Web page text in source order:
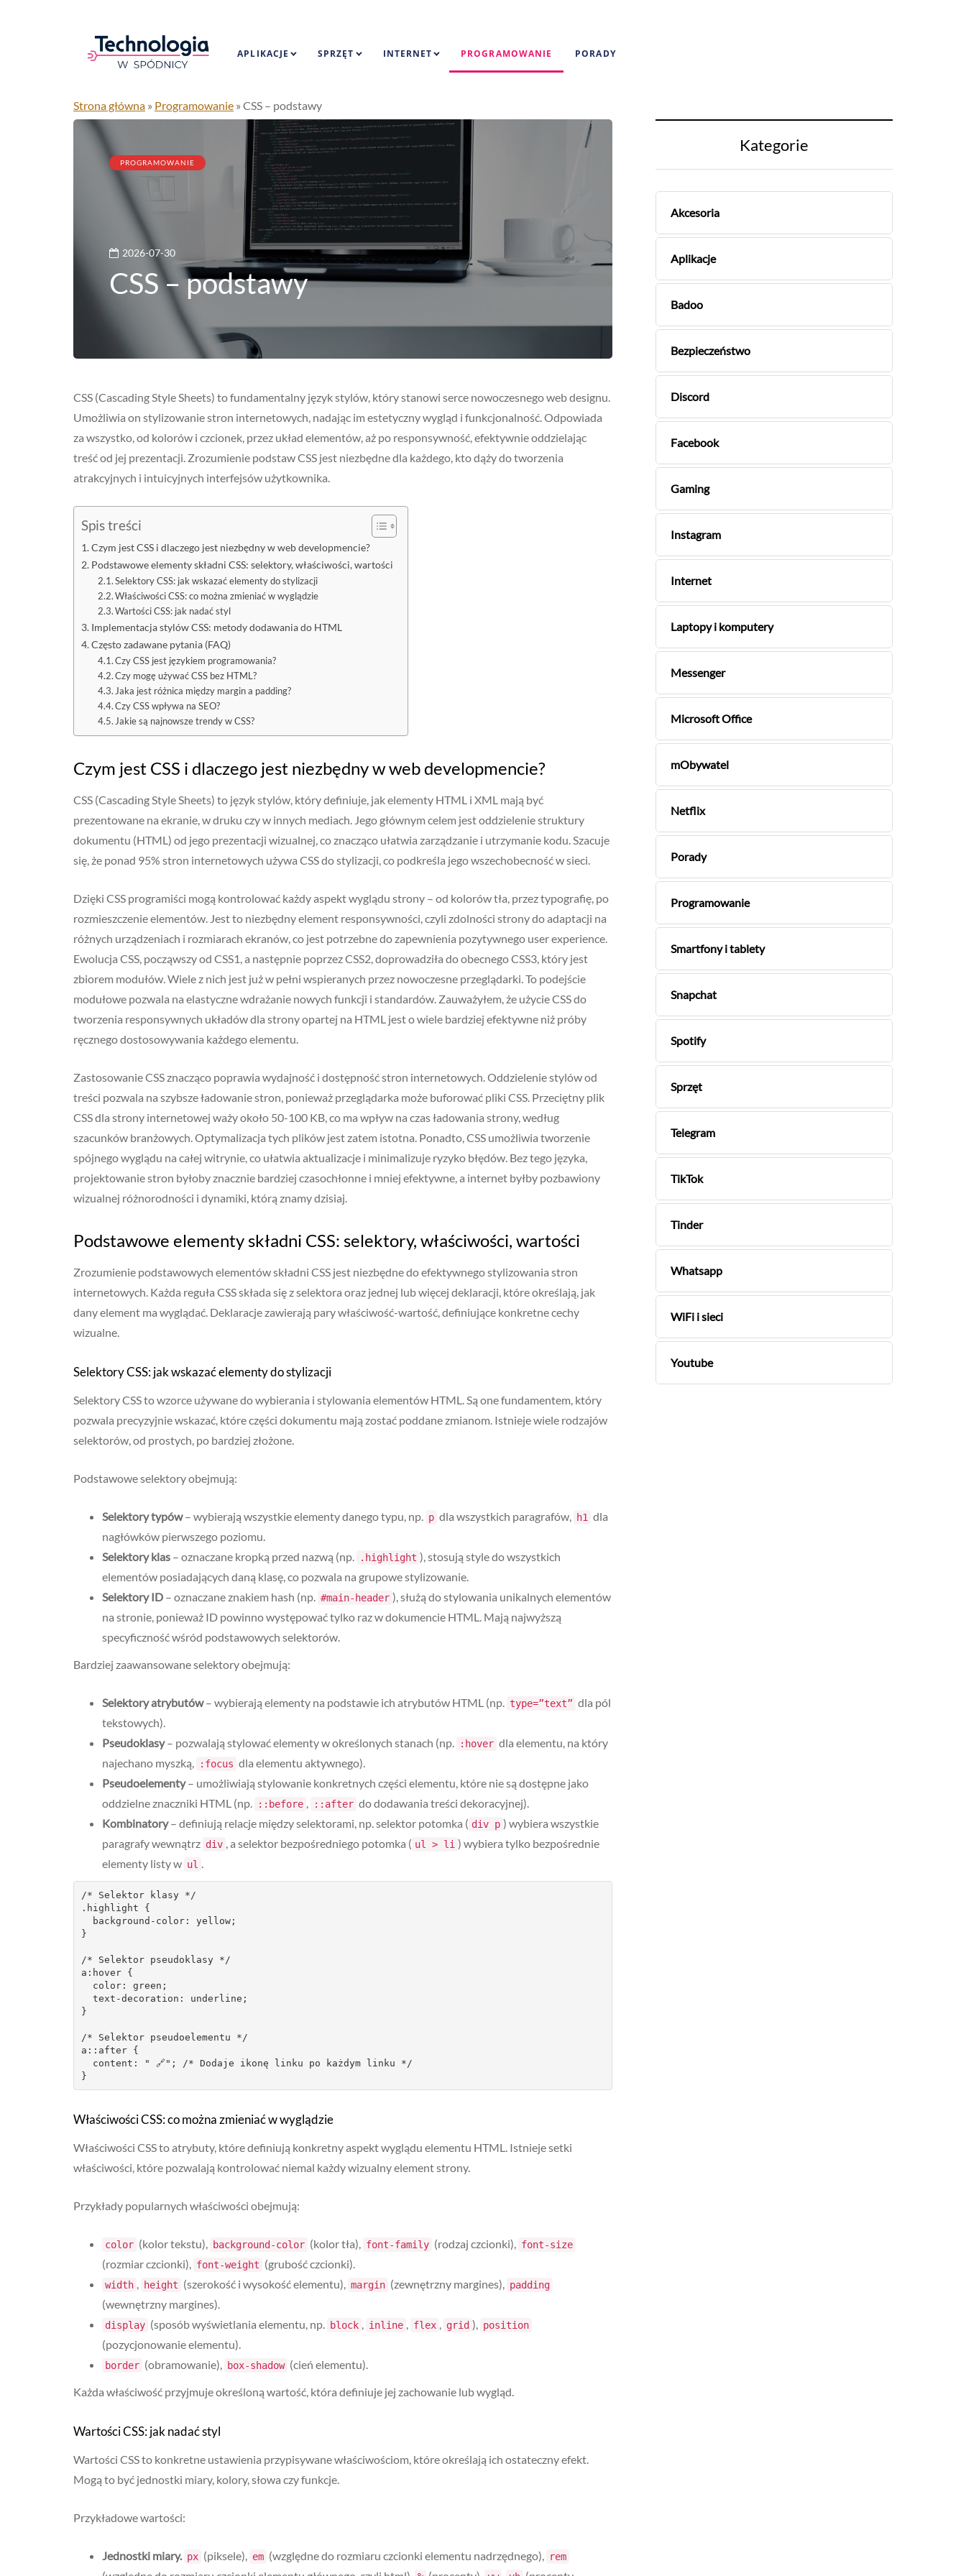
APLIKACJE SPRZĘT INTERNET PROGRAMOWANIE PORADY
Strona główna » Programowanie » CSS – podstawy
PROGRAMOWANIE
2026-07-30
CSS – podstawy
CSS (Cascading Style Sheets) to fundamentalny język stylów, który stanowi serce nowoczesnego web designu.
Umożliwia on stylizowanie stron internetowych, nadając im estetyczny wygląd i funkcjonalność. Odpowiada
za wszystko, od kolorów i czcionek, przez układ elementów, aż po responsywność, efektywnie oddzielając
treść od jej prezentacji. Zrozumienie podstaw CSS jest niezbędne dla każdego, kto dąży do tworzenia
atrakcyjnych i intuicyjnych interfejsów użytkownika.
Spis treści
Czym jest CSS i dlaczego jest niezbędny w web developmencie?
Podstawowe elementy składni CSS: selektory, właściwości, wartości
Selektory CSS: jak wskazać elementy do stylizacji
Właściwości CSS: co można zmieniać w wyglądzie
Wartości CSS: jak nadać styl
Implementacja stylów CSS: metody dodawania do HTML
Często zadawane pytania (FAQ)
Czy CSS jest językiem programowania?
Czy mogę używać CSS bez HTML?
Jaka jest różnica między margin a padding?
Czy CSS wpływa na SEO?
Jakie są najnowsze trendy w CSS?
Czym jest CSS i dlaczego jest niezbędny w web developmencie?
CSS (Cascading Style Sheets) to język stylów, który definiuje, jak elementy HTML i XML mają być
prezentowane na ekranie, w druku czy w innych mediach. Jego głównym celem jest oddzielenie struktury
dokumentu (HTML) od jego prezentacji wizualnej, co znacząco ułatwia zarządzanie i utrzymanie kodu. Szacuje
się, że ponad 95% stron internetowych używa CSS do stylizacji, co podkreśla jego wszechobecność w sieci.
Dzięki CSS programiści mogą kontrolować każdy aspekt wyglądu strony – od kolorów tła, przez typografię, po
rozmieszczenie elementów. Jest to niezbędny element responsywności, czyli zdolności strony do adaptacji na
różnych urządzeniach i rozmiarach ekranów, co jest potrzebne do zapewnienia pozytywnego user experience.
Ewolucja CSS, począwszy od CSS1, a następnie poprzez CSS2, doprowadziła do obecnego CSS3, który jest
zbiorem modułów. Wiele z nich jest już w pełni wspieranych przez nowoczesne przeglądarki. To podejście
modułowe pozwala na elastyczne wdrażanie nowych funkcji i standardów. Zauważyłem, że użycie CSS do
tworzenia responsywnych układów dla strony opartej na HTML jest o wiele bardziej efektywne niż próby
ręcznego dostosowywania każdego elementu.
Zastosowanie CSS znacząco poprawia wydajność i dostępność stron internetowych. Oddzielenie stylów od
treści pozwala na szybsze ładowanie stron, ponieważ przeglądarka może buforować pliki CSS. Przeciętny plik
CSS dla strony internetowej waży około 50-100 KB, co ma wpływ na czas ładowania strony, według
szacunków branżowych. Optymalizacja tych plików jest zatem istotna. Ponadto, CSS umożliwia tworzenie
spójnego wyglądu na całej witrynie, co ułatwia aktualizacje i minimalizuje ryzyko błędów. Bez tego języka,
projektowanie stron byłoby znacznie bardziej czasochłonne i mniej efektywne, a internet byłby pozbawiony
wizualnej różnorodności i dynamiki, którą znamy dzisiaj.
Podstawowe elementy składni CSS: selektory, właściwości, wartości
Zrozumienie podstawowych elementów składni CSS jest niezbędne do efektywnego stylizowania stron
internetowych. Każda reguła CSS składa się z selektora oraz jednej lub więcej deklaracji, które określają, jak
dany element ma wyglądać. Deklaracje zawierają pary właściwość-wartość, definiujące konkretne cechy
wizualne.
Selektory CSS: jak wskazać elementy do stylizacji
Selektory CSS to wzorce używane do wybierania i stylowania elementów HTML. Są one fundamentem, który
pozwala precyzyjnie wskazać, które części dokumentu mają zostać poddane zmianom. Istnieje wiele rodzajów
selektorów, od prostych, po bardziej złożone.
Podstawowe selektory obejmują:
Selektory typów– wybierają wszystkie elementy danego typu, np. p dla wszystkich paragrafów, h1 dla
nagłówków pierwszego poziomu.
Selektory klas – oznaczane kropką przed nazwą (np. .highlight ), stosują style do wszystkich
elementów posiadających daną klasę, co pozwala na grupowe stylizowanie.
Selektory ID – oznaczane znakiem hash (np. #main-header ), służą do stylowania unikalnych elementów
na stronie, ponieważ ID powinno występować tylko raz w dokumencie HTML. Mają najwyższą
specyficzność wśród podstawowych selektorów.
Bardziej zaawansowane selektory obejmują:
Selektory atrybutów– wybierają elementy na podstawie ich atrybutów HTML (np. type=”text” dla pól
tekstowych).
Pseudoklasy– pozwalają stylować elementy w określonych stanach (np. :hover dla elementu, na który
najechano myszką,
:focus dla elementu aktywnego).
Pseudoelementy– umożliwiają stylowanie konkretnych części elementu, które nie są dostępne jako
oddzielne znaczniki HTML (np.
::before , ::after do dodawania treści dekoracyjnej).
Kombinatory– definiują relacje między selektorami, np. selektor potomka ( div p ) wybiera wszystkie
paragrafy wewnątrz div , a selektor bezpośredniego potomka ( ul > li ) wybiera tylko bezpośrednie
elementy listy w ul .
/* Selektor klasy */
.highlight {
}
/* Selektor pseudoklasy */
a:hover {
}
/* Selektor pseudoelementu */
a::after {
Właściwości CSS: co można zmieniać w wyglądzie
Właściwości CSS to atrybuty, które definiują konkretny aspekt wyglądu elementu HTML. Istnieje setki
właściwości, które pozwalają kontrolować niemal każdy wizualny element strony.
Przykłady popularnych właściwości obejmują:
color (kolor tekstu), background-color (kolor tła), font-family (rodzaj czcionki), font-size
(rozmiar czcionki), font-weight (grubość czcionki).
width , height (szerokość i wysokość elementu), margin (zewnętrzny margines), padding
(wewnętrzny margines).
display (sposób wyświetlania elementu, np. block , inline , flex , grid ), position
(pozycjonowanie elementu).
border (obramowanie), box-shadow (cień elementu).
Każda właściwość przyjmuje określoną wartość, która definiuje jej zachowanie lub wygląd.
Wartości CSS: jak nadać styl
Wartości CSS to konkretne ustawienia przypisywane właściwościom, które określają ich ostateczny efekt.
Mogą to być jednostki miary, kolory, słowa czy funkcje.
Przykładowe wartości:
Jednostki miary. px (piksele), em (względne do rozmiaru czcionki elementu nadrzędnego), rem
Kategorie
Akcesoria
Aplikacje
Badoo
Bezpieczeństwo
Discord
Facebook
Gaming
Instagram
Internet
Laptopy i komputery
Messenger
Microsoft Office
mObywatel
Netflix
Porady
Programowanie
Smartfony i tablety
Snapchat
Spotify
Sprzęt
Telegram
TikTok
Tinder
Whatsapp
WiFi i sieci
Youtube